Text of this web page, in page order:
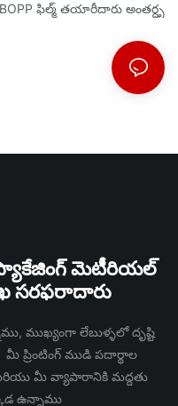
ఎంచుకోవడం ఎందుకు
BOPP ఫిల్మ్ తయారీదారు
మెటీరియల్
సరఫరాదారు
ముఖ్యంగా లేబుళ్ళలో దృష్టి
మీ ప్రింటింగ్ ముడి పదార్థాల
మీ వ్యాపారానికి మద్దతు
ఉన్నాము